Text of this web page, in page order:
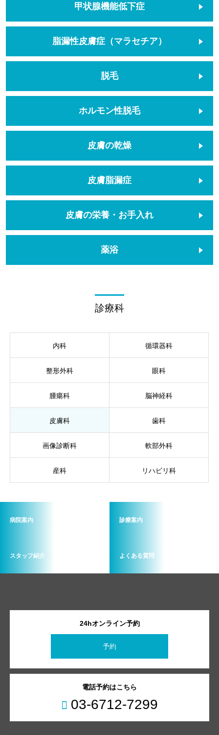
甲状腺機能低下症
脂漏性皮膚症（マラセチア）
脱毛
ホルモン性脱毛
皮膚の乾燥
皮膚脂漏症
皮膚の栄養・お手入れ
薬浴
診療科
内科 循環器科
整形外科 眼科
腫瘍科 脳神経科
皮膚科 歯科
画像診断科 軟部外科
産科 リハビリ科
病院案内 診療案内
スタッフ紹介 よくある質問
24hオンライン予約
予約
電話予約はこちら
03-6712-7299